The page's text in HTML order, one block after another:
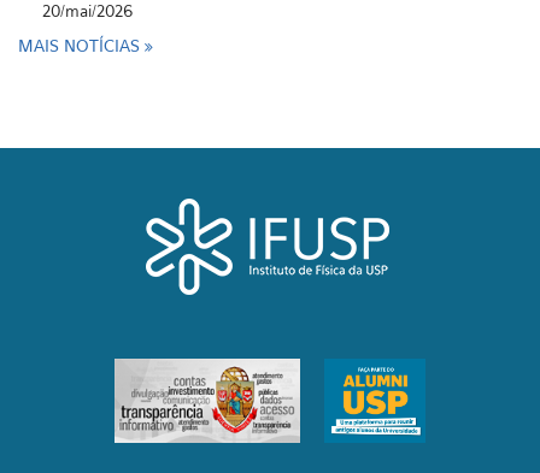
20/mai/2026
MAIS NOTÍCIAS